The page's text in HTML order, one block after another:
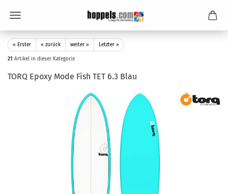
« Erster « zurück weiter » Letzter »
21 Artikel in dieser Kategorie
TORQ Epoxy Mode Fish TET 6.3 Blau